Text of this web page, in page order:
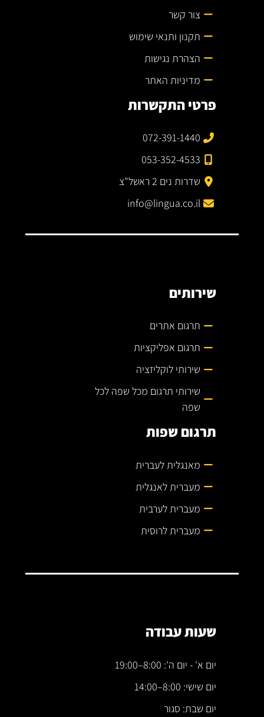
צור קשר
תקנון ותנאי שימוש
הצהרת נגישות
מדיניות האתר
פרטי התקשרות
072-391-1440
053-352-4533
שדרות נים 2 ראשל"צ
info@lingua.co.il
שירותים
תרגום אתרים
תרגום אפליקציות
שירותי לוקליזציה
שירותי תרגום מכל שפה לכל
שפה
תרגום שפות
מאנגלית לעברית
מעברית לאנגלית
מעברית לערבית
מעברית לרוסית
שעות עבודה
יום א' - יום ה': 8:00–19:00
יום שישי: 8:00–14:00
יום שבת: סגור